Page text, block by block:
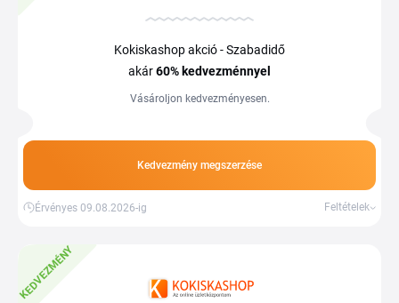
Kokiskashop akció - Szabadidő
akár60% kedvezménnyel
Vásároljon kedvezményesen.
Kedvezmény megszerzése
Érvényes 09.08.2026-ig Feltételek
KEDVEZMÉNY